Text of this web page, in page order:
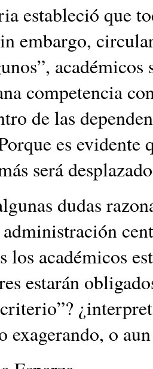
estableció que
embargo,
competencia
de las
es
será
dudas
los académicos
estarán
exagerando, o